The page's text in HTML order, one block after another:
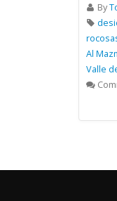
By
Al
Valle